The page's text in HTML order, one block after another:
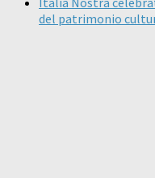
del patrimonio